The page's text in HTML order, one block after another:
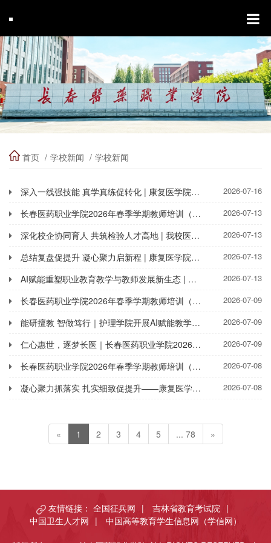
首页 学校新闻 学校新闻
深入一线强技能 真学真练促转化 | 康复医学院召开2026年暑期企业实践研讨会 2026-07-16
长春医药职业学院2026年春季学期教师培训（三） 2026-07-13
深化校企协同育人 共筑检验人才高地 | 我校医学技术学院赴长春佰圣医学检验实验室开展校企交流座谈 2026-07-13
总结复盘促提升 凝心聚力启新程 | 康复医学院召开期末工作总结会议 2026-07-13
AI赋能重塑职业教育教学与教师发展新生态 | 康复医学院召开人工智能赋能教育教学专题部署会议 2026-07-13
长春医药职业学院2026年春季学期教师培训（二） 2026-07-09
能研擅教 智做笃行｜护理学院开展AI赋能教学专题研讨会 2026-07-09
仁心惠世，逐梦长医｜长春医药职业学院2026报考指南 2026-07-09
长春医药职业学院2026年春季学期教师培训（一） 2026-07-08
凝心聚力抓落实 扎实细致促提升——康复医学院召开期末工作部署会议 2026-07-08
« 1 2 3 4 5 ... 78 »
友情链接： 全国征兵网 | 吉林省教育考试院 |
中国卫生人才网 | 中国高等教育学生信息网（学信网）